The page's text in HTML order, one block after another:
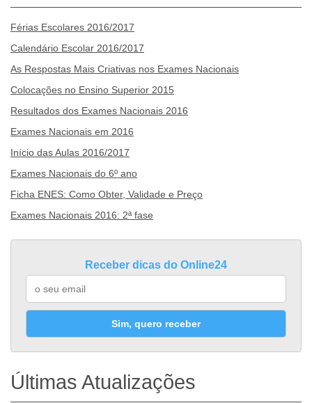
Férias Escolares 2016/2017
Calendário Escolar 2016/2017
As Respostas Mais Criativas nos Exames Nacionais
Colocações no Ensino Superior 2015
Resultados dos Exames Nacionais 2016
Exames Nacionais em 2016
Início das Aulas 2016/2017
Exames Nacionais do 6º ano
Ficha ENES: Como Obter, Validade e Preço
Exames Nacionais 2016: 2ª fase
Receber dicas do Online24
Sim, quero receber
Últimas Atualizações